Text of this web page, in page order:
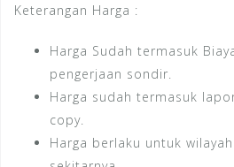
Keterangan Harga :
Harga Sudah termasuk
pengerjaan sondir.
Harga sudah termasuk
copy.
Harga berlaku untuk